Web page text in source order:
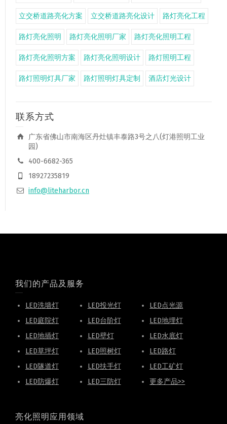
立交桥道路亮化方案 立交桥道路亮化设计 路灯亮化工程
路灯亮化照明 路灯亮化照明厂家 路灯亮化照明工程
路灯亮化照明方案 路灯亮化照明设计 路灯照明工程
路灯照明灯具厂家 路灯照明灯具定制 酒店灯光设计
联系方式
广东省佛山市南海区丹灶镇丰泰路3号之八(灯港照明工业
园)
400-6682-365
18927235819
info@liteharbor.cn
我们的产品及服务
LED洗墙灯 LED投光灯
LED点光源
LED庭院灯
LED台阶灯
LED地埋灯
LED地插灯
LED壁灯
LED水底灯
LED草坪灯
LED照树灯
LED路灯
LED隧道灯
LED扶手灯
LED工矿灯
LED防爆灯
LED三防灯 更多产品>>
亮化照明应用领域